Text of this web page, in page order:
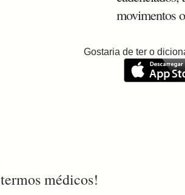
movimentos
Gostaria de ter o
termos médicos!